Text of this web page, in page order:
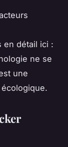
en détail ici :
ne se
une